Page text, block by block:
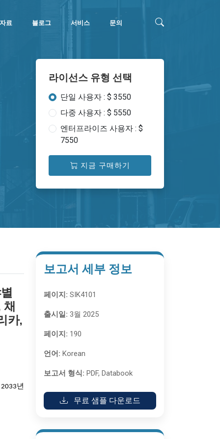
료 블로그 서비스 문의
라이선스 유형 선택
단일 사용자 : $ 3550
다중 사용자 : $ 5550
엔터프라이즈 사용자 : $
7550
지금 구매하기
카,
년
보고서 세부 정보
페이지: SIK4101
출시일: 3월 2025
페이지: 190
언어: Korean
보고서 형식: PDF, Databook
무료 샘플 다운로드